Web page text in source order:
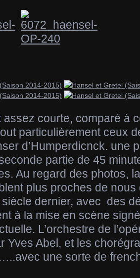
assez courte, comparé à
particulièrement ceux
d’Humperdicnck. une
partie de 45
Au regard des photos,
plus proches de
dernier, avec des
à la mise en scène
L’orchestre de
Yves Abel, et les
une sorte de